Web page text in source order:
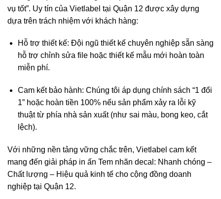
vụ tốt”. Uy tín của Vietlabel tại Quận 12 được xây dựng
dựa trên trách nhiệm với khách hàng:
Hỗ trợ thiết kế: Đội ngũ thiết kế chuyên nghiệp sẵn sàng
hỗ trợ chỉnh sửa file hoặc thiết kế mẫu mới hoàn toàn
miễn phí.
Cam kết bảo hành: Chúng tôi áp dụng chính sách “1 đổi
1” hoặc hoàn tiền 100% nếu sản phẩm xảy ra lỗi kỹ
thuật từ phía nhà sản xuất (như sai màu, bong keo, cắt
lệch).
Với những nền tảng vững chắc trên, Vietlabel cam kết
mang đến giải pháp in ấn Tem nhãn decal: Nhanh chóng –
Chất lượng – Hiệu quả kinh tế cho cộng đồng doanh
nghiệp tại Quận 12.